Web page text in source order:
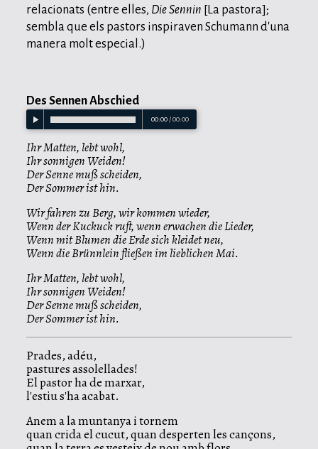
relacionats (entre elles, Die Sennin [La pastora];
sembla que els pastors inspiraven Schumann d'una
manera molt especial.)
Des Sennen Abschied
00:00 /00:00
Ihr Matten, lebt wohl,
Ihr sonnigen Weiden!
Der Senne muß scheiden,
Der Sommer ist hin.
Wir fahren zu Berg, wir kommen wieder,
Wenn der Kuckuck ruft, wenn erwachen die Lieder,
Wenn mit Blumen die Erde sich kleidet neu,
Wenn die Brünnlein fließen im lieblichen Mai.
Ihr Matten, lebt wohl,
Ihr sonnigen Weiden!
Der Senne muß scheiden,
Der Sommer ist hin.
Prades, adéu,
pastures assolellades!
El pastor ha de marxar,
l'estiu s'ha acabat.
Anem a la muntanya i tornem
quan crida el cucut, quan desperten les cançons,